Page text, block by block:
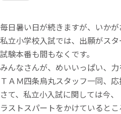
毎日暑い日が続きますが、いか
私立小学校入試では、出願がスタ
試験本番も間もなくです。
みんなさんが、めいいっぱい、力
ＴＡＭ四条烏丸スタッフ一同、応
さて、私立小入試に関しては今、
ラストスパートをかけているとこ